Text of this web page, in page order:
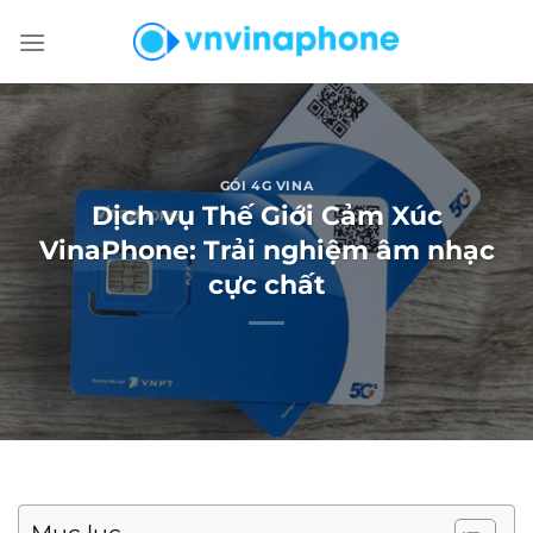
đến
dung
GÓI 4G VINA
Dịch vụ Thế Giới Cảm Xúc
VinaPhone: Trải nghiệm âm nhạc
cực chất